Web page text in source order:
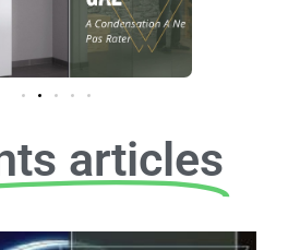
articles